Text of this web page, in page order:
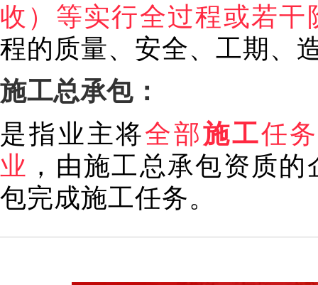
收）等实行全过程或若干
程的质量、安全、工期、
施工总承包：
是指业主将全部施工任
业 ，由施工总承包资质
包完成施工任务。